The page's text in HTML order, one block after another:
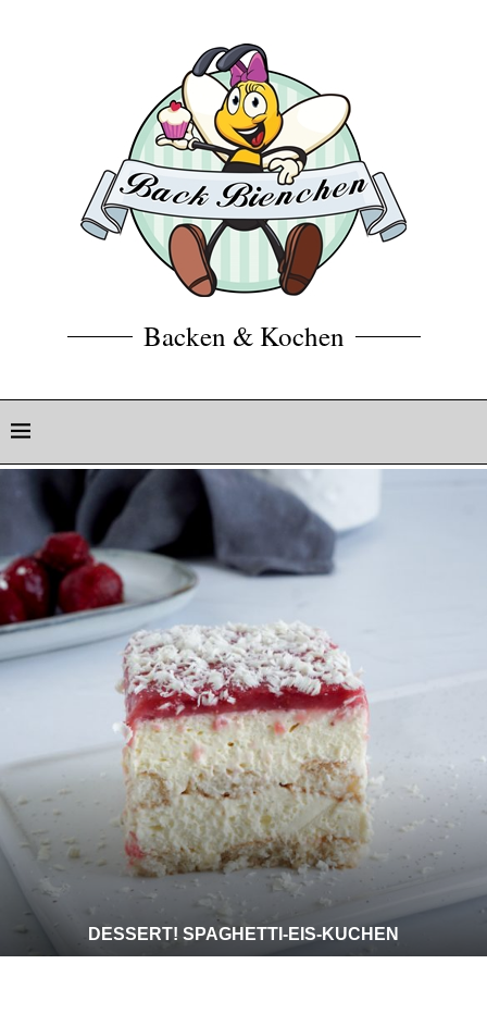
Backen & Kochen
DESSERT! SPAGHETTI-EIS-KUCHEN